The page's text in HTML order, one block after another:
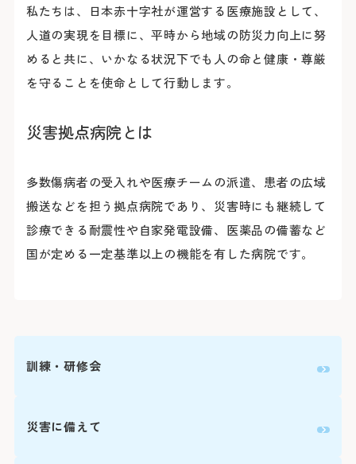
私たちは、日本赤十字社が運営する医療施設として、
人道の実現を目標に、平時から地域の防災力向上に努
めると共に、いかなる状況下でも人の命と健康・尊厳
を守ることを使命として行動します。
災害拠点病院とは
多数傷病者の受入れや医療チームの派遣、患者の広域
搬送などを担う拠点病院であり、災害時にも継続して
診療できる耐震性や自家発電設備、医薬品の備蓄など
国が定める一定基準以上の機能を有した病院です。
訓練・研修会
災害に備えて